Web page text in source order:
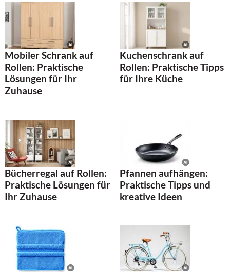
Mobiler Schrank auf
Rollen: Praktische
Lösungen für Ihr
Zuhause
Kuchenschrank auf
Rollen: Praktische Tipps
für Ihre Küche
Bücherregal auf Rollen:
Praktische Lösungen für
Ihr Zuhause
Pfannen aufhängen:
Praktische Tipps und
kreative Ideen